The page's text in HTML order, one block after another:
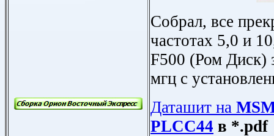
Собрал, все
частотах 5,0 и
F500 (Ром Диск)
мгц с у
Даташит на
PLCC44 в *.pdf